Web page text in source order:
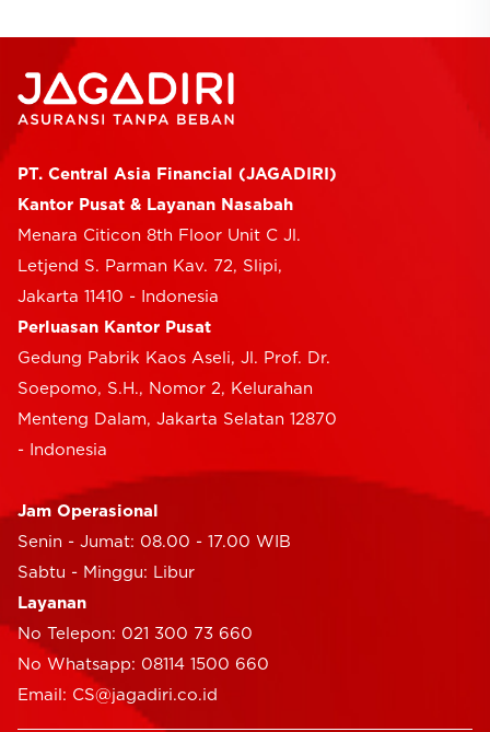
PT. Central Asia Financial (JAGADIRI)
Kantor Pusat & Layanan Nasabah
Menara Citicon 8th Floor Unit C Jl.
Letjend S. Parman Kav. 72, Slipi,
Jakarta 11410 - Indonesia
Perluasan Kantor Pusat
Gedung Pabrik Kaos Aseli, Jl. Prof. Dr.
Soepomo, S.H., Nomor 2, Kelurahan
Menteng Dalam, Jakarta Selatan 12870
- Indonesia
Jam Operasional
Senin - Jumat: 08.00 - 17.00 WIB
Sabtu - Minggu: Libur
Layanan
No Telepon: 021 300 73 660
No Whatsapp: 08114 1500 660
Email: CS@jagadiri.co.id